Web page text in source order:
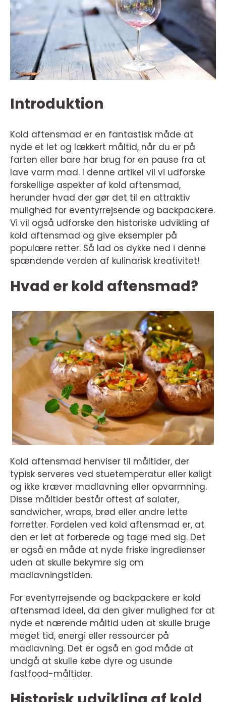
Introduktion
Kold aftensmad er en fantastisk måde at
nyde et let og lækkert måltid, når du er på
farten eller bare har brug for en pause fra at
lave varm mad. I denne artikel vil vi udforske
forskellige aspekter af kold aftensmad,
herunder hvad der gør det til en attraktiv
mulighed for eventyrrejsende og backpackere.
Vi vil også udforske den historiske udvikling af
kold aftensmad og give eksempler på
populære retter. Så lad os dykke ned i denne
spændende verden af kulinarisk kreativitet!
Hvad er kold aftensmad?
Kold aftensmad henviser til måltider, der
typisk serveres ved stuetemperatur eller køligt
og ikke kræver madlavning eller opvarmning.
Disse måltider består oftest af salater,
sandwicher, wraps, brød eller andre lette
forretter. Fordelen ved kold aftensmad er, at
den er let at forberede og tage med sig. Det
er også en måde at nyde friske ingredienser
uden at skulle bekymre sig om
madlavningstiden.
For eventyrrejsende og backpackere er kold
aftensmad ideel, da den giver mulighed for at
nyde et nærende måltid uden at skulle bruge
meget tid, energi eller ressourcer på
madlavning. Det er også en god måde at
undgå at skulle købe dyre og usunde
fastfood-måltider.